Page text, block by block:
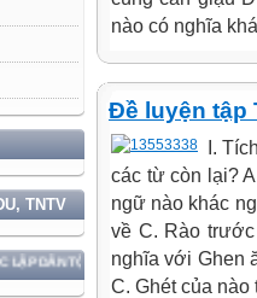
HỌC TẬP VÀ LÀM THEO TƯ
TNTV
TỘC!
nào có nghĩa
Đề luyện tập
I.
các từ còn lại?
ngữ nào khác
về C. Rào
nghĩa với Ghen
C. Ghét của nào